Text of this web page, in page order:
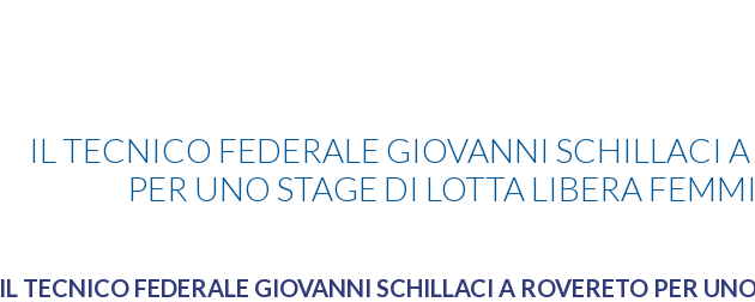
IL TECNICO FEDERALE GIOVANNI SCHILLACI A
PER UNO STAGE DI LOTTA LIBERA
IL TECNICO FEDERALE GIOVANNI SCHILLACI A ROVERETO PER